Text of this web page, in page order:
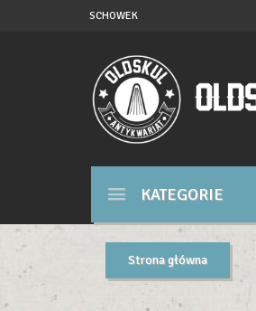
SCHOWEK
KATEGORIE
Strona główna